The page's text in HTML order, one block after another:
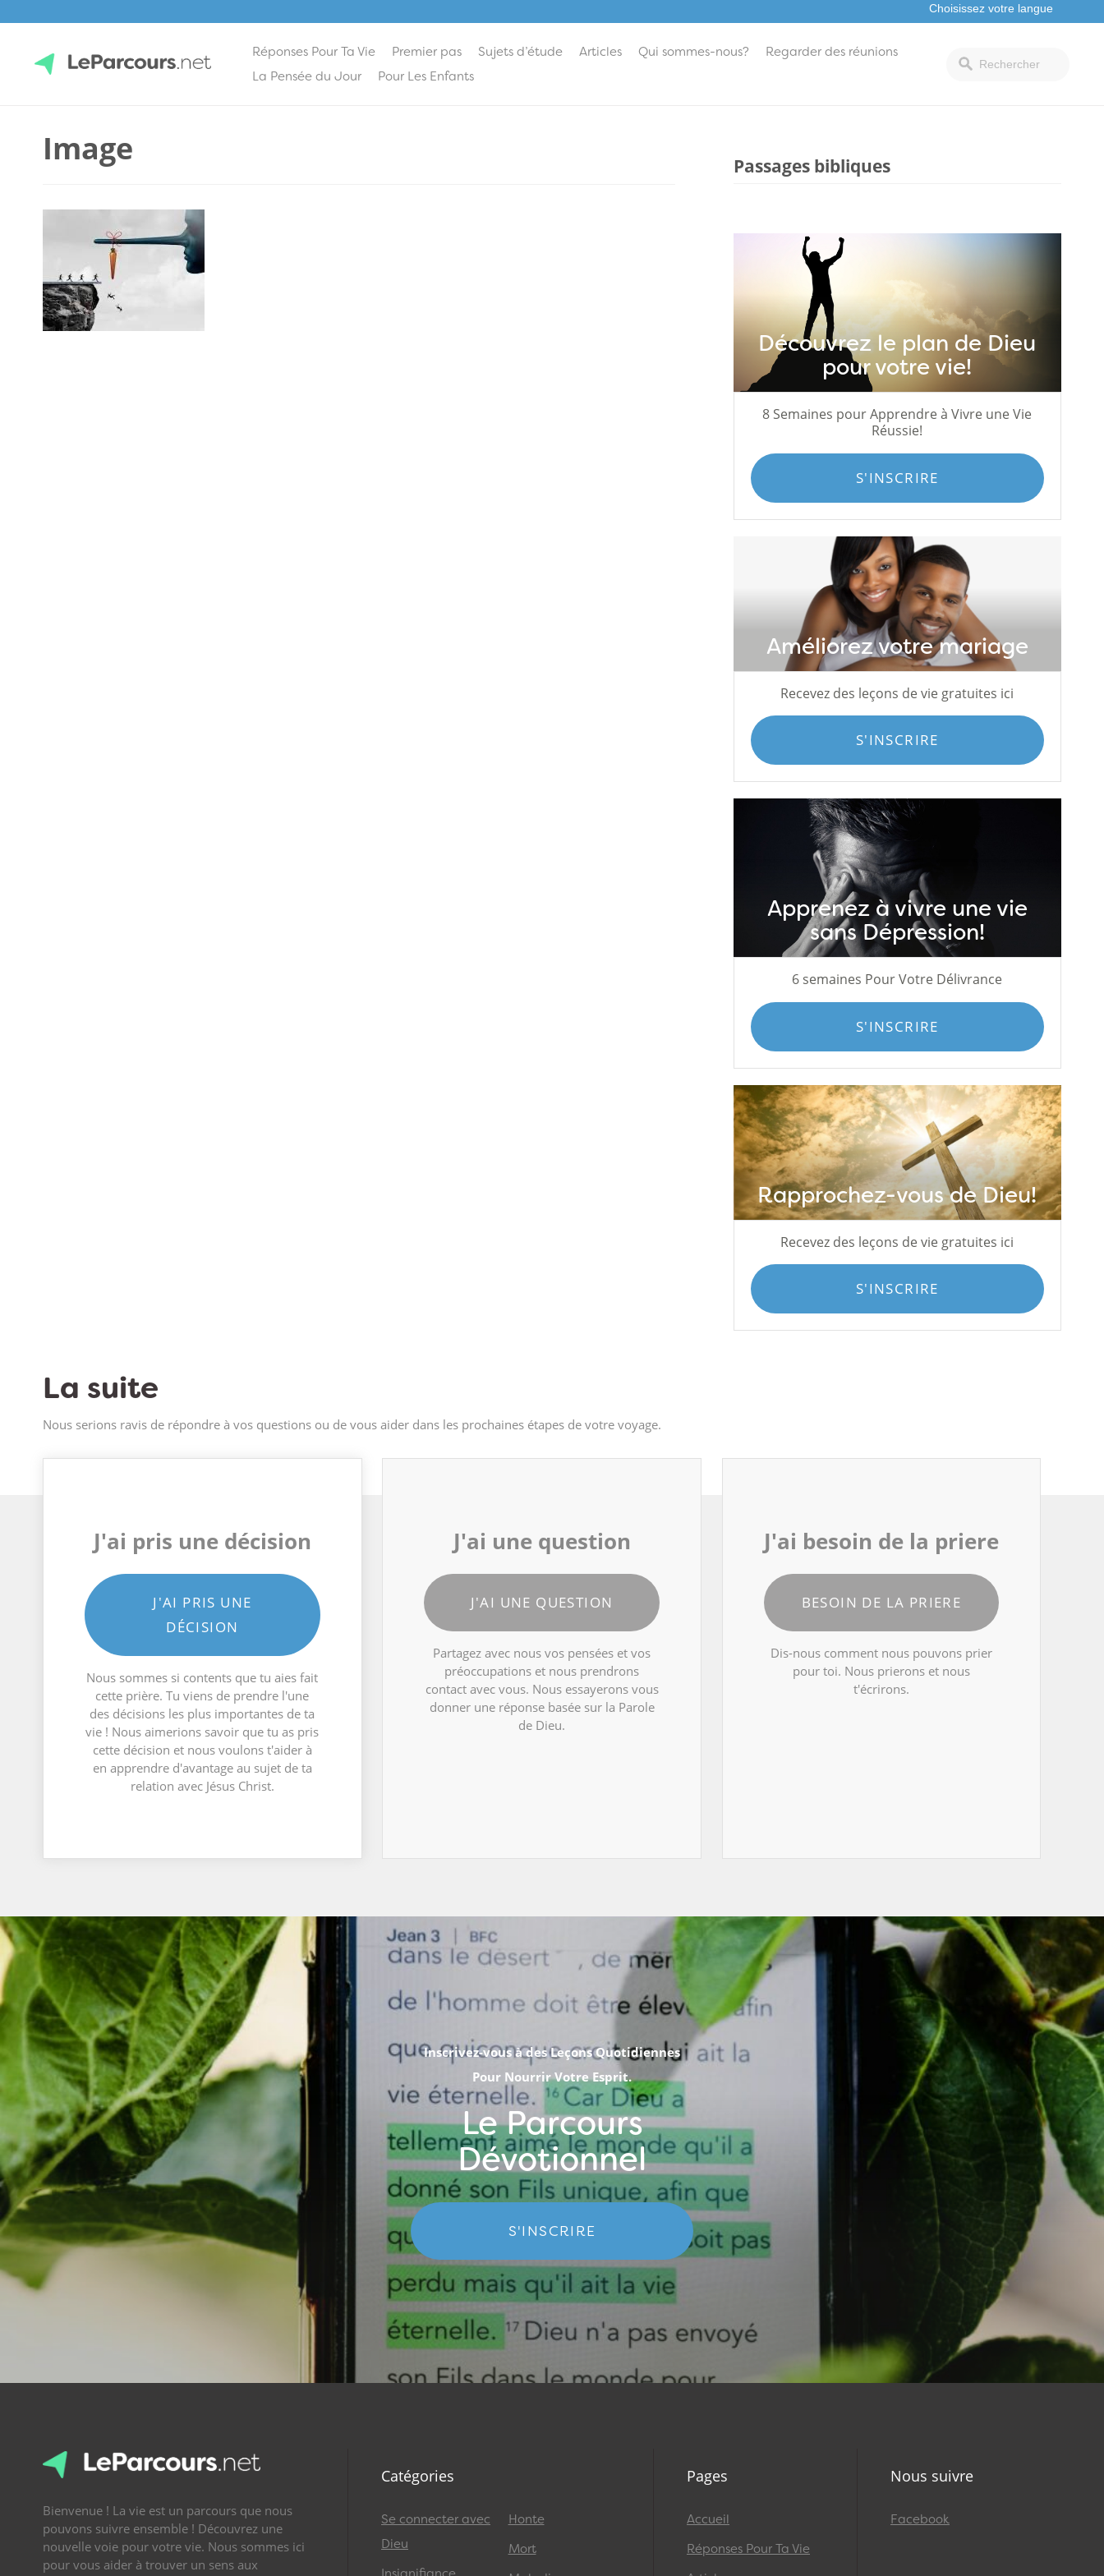
Réponses Pour Ta Vie Premier pas Sujets d’étude Articles Qui sommes-nous?
Regarder des réunions
La Pensée du Jour
Pour Les Enfants
Image Passages bibliques
Découvrez le plan de Dieu
pour votre vie!
8 Semaines pour Apprendre à Vivre une Vie
Réussie!
S'INSCRIRE
Améliorez votre mariage
Recevez des leçons de vie gratuites ici
S'INSCRIRE
Apprenez à vivre une vie
sans Dépression!
6 semaines Pour Votre Délivrance
S'INSCRIRE
Rapprochez-vous de Dieu!
Recevez des leçons de vie gratuites ici
S'INSCRIRE
La suite
Nous serions ravis de répondre à vos questions ou de vous aider dans les prochaines étapes de votre voyage.
J'ai pris une décision
J'AI PRIS UNE
DÉCISION
Nous sommes si contents que tu aies fait
cette prière. Tu viens de prendre l'une
des décisions les plus importantes de ta
vie ! Nous aimerions savoir que tu as pris
cette décision et nous voulons t'aider à
en apprendre d'avantage au sujet de ta
relation avec Jésus Christ.
J'ai une question
J'AI UNE QUESTION
Partagez avec nous vos pensées et vos
préoccupations et nous prendrons
contact avec vous. Nous essayerons vous
donner une réponse basée sur la Parole
de Dieu.
J'ai besoin de la priere
BESOIN DE LA PRIERE
Dis-nous comment nous pouvons prier
pour toi. Nous prierons et nous
t'écrirons.
Inscrivez-vous à des Leçons Quotidiennes
Pour Nourrir Votre Esprit.
Le Parcours
Dévotionnel
S'INSCRIRE
Bienvenue ! La vie est un parcours que nous
pouvons suivre ensemble ! Découvrez une
nouvelle voie pour votre vie. Nous sommes ici
pour vous aider à trouver un sens aux
Catégories
Se connecter avec
Dieu
Honte
Mort
Pages
Accueil
Réponses Pour Ta Vie
Nous suivre
Facebook